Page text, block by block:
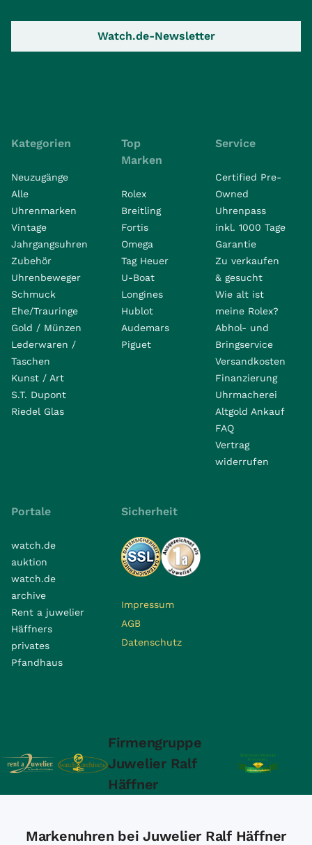
Watch.de-Newsletter
Kategorien
Neuzugänge
Alle
Uhrenmarken
Vintage
Jahrgangsuhren
Zubehör
Uhrenbeweger
Schmuck
Ehe/Trauringe
Gold / Münzen
Lederwaren /
Taschen
Kunst / Art
S.T. Dupont
Riedel Glas
Top
Marken
Rolex
Breitling
Fortis
Omega
Tag Heuer
U-Boat
Longines
Hublot
Audemars
Piguet
Service
Certified Pre-
Owned
Uhrenpass
inkl. 1000 Tage
Garantie
Zu verkaufen
& gesucht
Wie alt ist
meine Rolex?
Abhol- und
Bringservice
Versandkosten
Finanzierung
Uhrmacherei
Altgold Ankauf
FAQ
Vertrag
widerrufen
Portale
watch.de
auktion
watch.de
archive
Rent a juwelier
Häffners
privates
Pfandhaus
Sicherheit
Impressum
AGB
Datenschutz
Firmengruppe
Juwelier Ralf
Häffner
Markenuhren bei Juwelier Ralf Häffner